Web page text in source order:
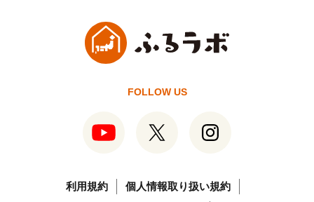
FOLLOW US
利用規約
個人情報取り扱い規約